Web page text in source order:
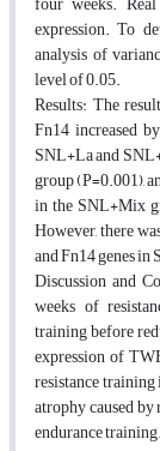
expression. To
analysis of
level of 0.05.
Results: The
Fn14 increased
SNL+La and
group (P=0.001),
in the SNL+Mix
However, there
and Fn14 genes
Discussion and
weeks of
training before
expression of
resistance
atrophy caused
endurance training.